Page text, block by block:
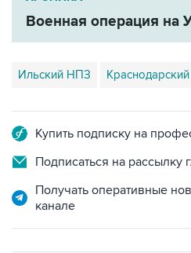
Ильский НПЗ
Подписаться на рассылку
Получать оперативные